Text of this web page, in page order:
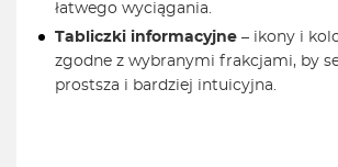
łatwego wyciągania.
Tabliczki informacyjne – ikony i
zgodne z wybranymi frakcjami, by
prostsza i bardziej intuicyjna.